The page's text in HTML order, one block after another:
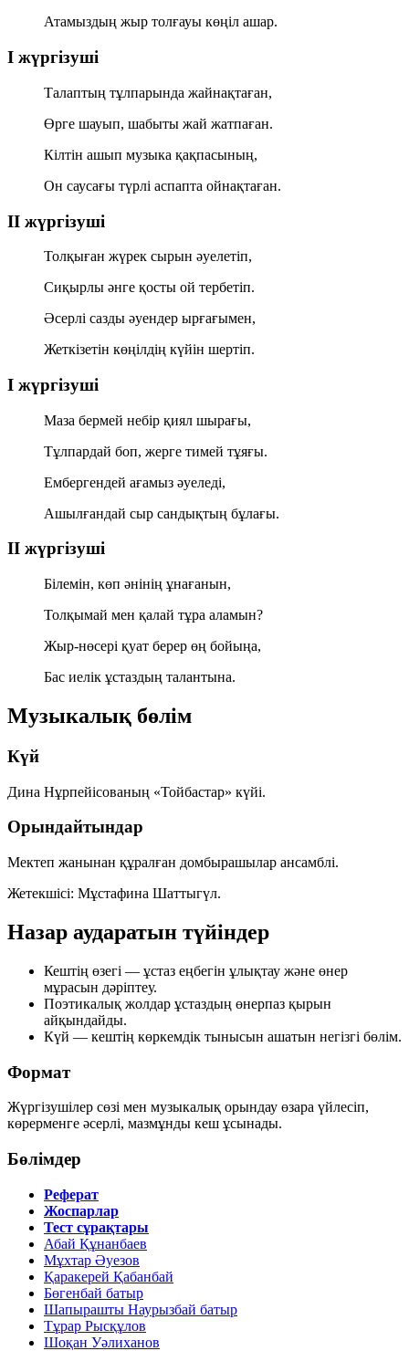
Атамыздың жыр толғауы көңіл ашар.
І жүргізуші
Талаптың тұлпарында жайнақтаған,
Өрге шауып, шабыты жай жатпаған.
Кілтін ашып музыка қақпасының,
Он саусағы түрлі аспапта ойнақтаған.
ІІ жүргізуші
Толқыған жүрек сырын әуелетіп,
Сиқырлы әнге қосты ой тербетіп.
Әсерлі сазды әуендер ырғағымен,
Жеткізетін көңілдің күйін шертіп.
І жүргізуші
Маза бермей небір қиял шырағы,
Тұлпардай боп, жерге тимей тұяғы.
Ембергендей ағамыз әуеледі,
Ашылғандай сыр сандықтың бұлағы.
ІІ жүргізуші
Білемін, көп әнінің ұнағанын,
Толқымай мен қалай тұра аламын?
Жыр-нөсері қуат берер өң бойыңа,
Бас иелік ұстаздың талантына.
Музыкалық бөлім
Күй
Дина Нұрпейісованың «Тойбастар» күйі.
Орындайтындар
Мектеп жанынан құралған домбырашылар ансамблі.
Жетекшісі: Мұстафина Шаттыгүл.
Назар аударатын түйіндер
Кештің өзегі — ұстаз еңбегін ұлықтау және өнер
мұрасын дәріптеу.
Поэтикалық жолдар ұстаздың өнерпаз қырын
айқындайды.
Күй — кештің көркемдік тынысын ашатын негізгі бөлім.
Формат
Жүргізушілер сөзі мен музыкалық орындау өзара үйлесіп,
көрерменге әсерлі, мазмұнды кеш ұсынады.
Бөлімдер
Реферат
Жоспарлар
Тест сұрақтары
Абай Құнанбаев
Мұхтар Әуезов
Қаракерей Қабанбай
Бөгенбай батыр
Шапырашты Наурызбай батыр
Тұрар Рысқұлов
Шоқан Уәлиханов